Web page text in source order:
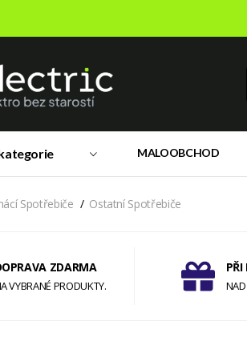
MALOOBCHOD
Spotřebiče Ostatní Spotřebiče
ZDARMA
VYBRANÉ PRODUKTY.